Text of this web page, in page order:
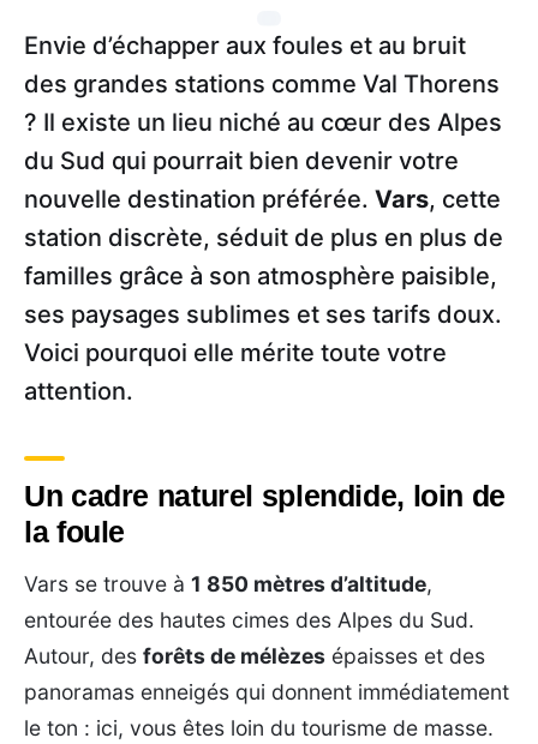
Envie d’échapper aux foules et au bruit
des grandes stations comme Val Thorens
? Il existe un lieu niché au cœur des Alpes
du Sud qui pourrait bien devenir votre
nouvelle destination préférée. Vars, cette
station discrète, séduit de plus en plus de
familles grâce à son atmosphère paisible,
ses paysages sublimes et ses tarifs doux.
Voici pourquoi elle mérite toute votre
attention.
Un cadre naturel splendide, loin de
la foule
Vars se trouve à 1 850 mètres d’altitude,
entourée des hautes cimes des Alpes du Sud.
Autour, des forêts de mélèzes épaisses et des
panoramas enneigés qui donnent immédiatement
le ton : ici, vous êtes loin du tourisme de masse.